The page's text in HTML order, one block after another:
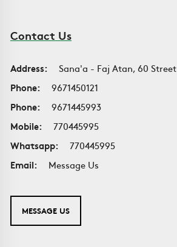
Contact Us
Address:
Sana'a - Faj Atan, 60 Street
Phone:
9671450121
Phone:
9671445993
Mobile:
770445995
Whatsapp:
770445995
Email:
Message Us
MESSAGE US